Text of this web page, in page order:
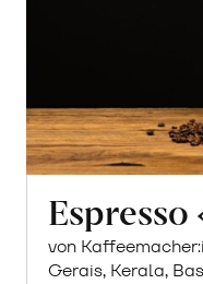
von
Gerais, Kerala,